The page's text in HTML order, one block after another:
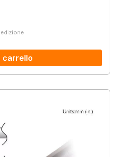
carrello